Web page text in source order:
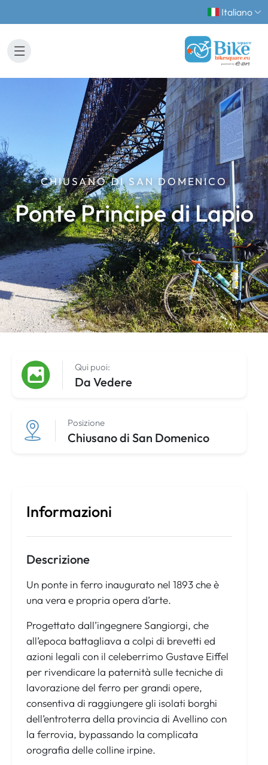
Italiano
CHIUSANO DI SAN DOMENICO
Ponte Principe di Lapio
Qui puoi:
Da Vedere
Posizione
Chiusano di San Domenico
Informazioni
Descrizione
Un ponte in ferro inaugurato nel 1893 che è
una vera e propria opera d’arte.
Progettato dall’ingegnere Sangiorgi, che
all’epoca battagliava a colpi di brevetti ed
azioni legali con il celeberrimo Gustave Eiffel
per rivendicare la paternità sulle tecniche di
lavorazione del ferro per grandi opere,
consentiva di raggiungere gli isolati borghi
dell’entroterra della provincia di Avellino con
la ferrovia, bypassando la complicata
orografia delle colline irpine.